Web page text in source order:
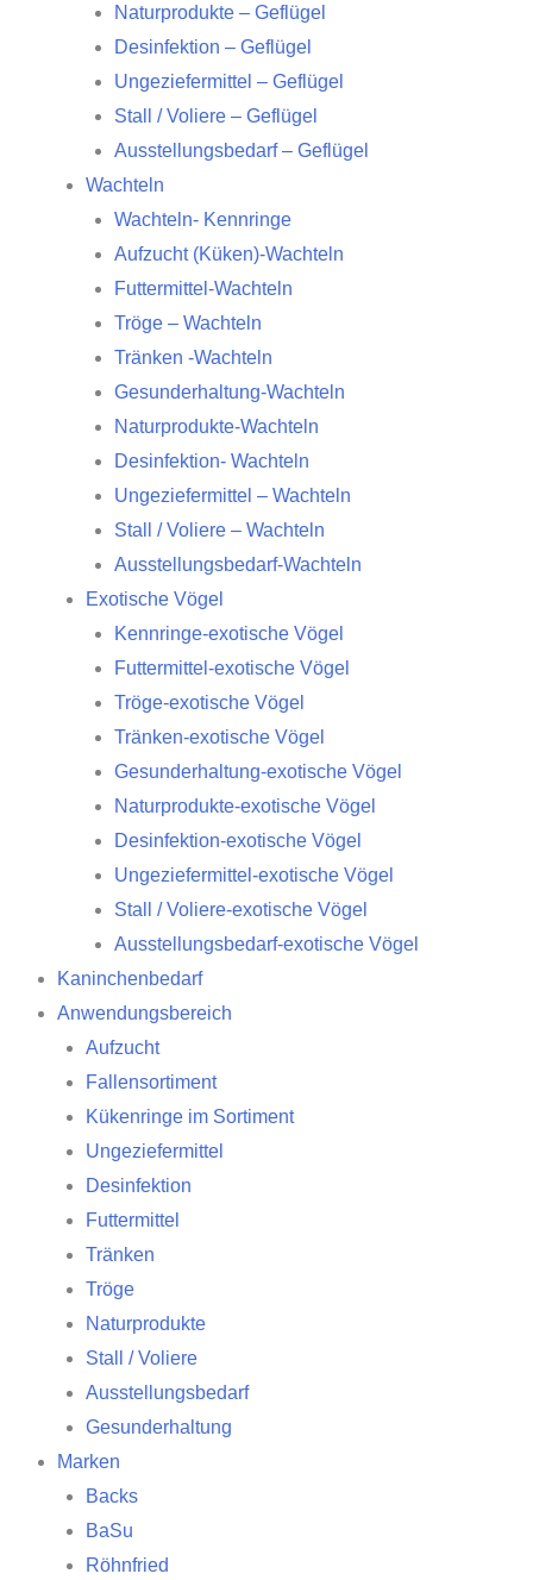
Naturprodukte – Geflügel
Desinfektion – Geflügel
Ungeziefermittel – Geflügel
Stall / Voliere – Geflügel
Ausstellungsbedarf – Geflügel
Wachteln
Wachteln- Kennringe
Aufzucht (Küken)-Wachteln
Futtermittel-Wachteln
Tröge – Wachteln
Tränken -Wachteln
Gesunderhaltung-Wachteln
Naturprodukte-Wachteln
Desinfektion- Wachteln
Ungeziefermittel – Wachteln
Stall / Voliere – Wachteln
Ausstellungsbedarf-Wachteln
Exotische Vögel
Kennringe-exotische Vögel
Futtermittel-exotische Vögel
Tröge-exotische Vögel
Tränken-exotische Vögel
Gesunderhaltung-exotische Vögel
Naturprodukte-exotische Vögel
Desinfektion-exotische Vögel
Ungeziefermittel-exotische Vögel
Stall / Voliere-exotische Vögel
Ausstellungsbedarf-exotische Vögel
Kaninchenbedarf
Anwendungsbereich
Aufzucht
Fallensortiment
Kükenringe im Sortiment
Ungeziefermittel
Desinfektion
Futtermittel
Tränken
Tröge
Naturprodukte
Stall / Voliere
Ausstellungsbedarf
Gesunderhaltung
Marken
Backs
BaSu
Röhnfried